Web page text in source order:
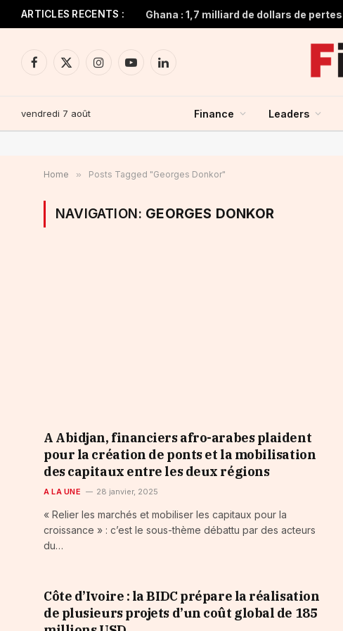
ARTICLES RECENTS :
Facebook
X
InstagramYouTubeLinkedIn
vendredi 7 août Finance Leaders
Home » Posts Tagged "Georges Donkor"
NAVIGATION: GEORGES DONKOR
A Abidjan, financiers afro-arabes plaident
pour la création de ponts et la mobilisation
des capitaux entre les deux régions
A LA UNE 28 janvier, 2025
« Relier les marchés et mobiliser les capitaux pour la
croissance » : c’est le sous-thème débattu par des acteurs
du…
Côte d’Ivoire : la BIDC prépare la réalisation
de plusieurs projets d’un coût global de 185